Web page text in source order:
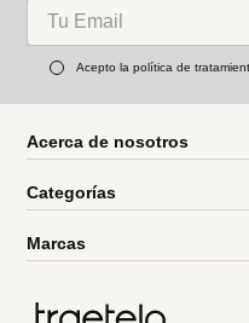
Acepto la política de
Acerca de nosotros
Categorías
Marcas